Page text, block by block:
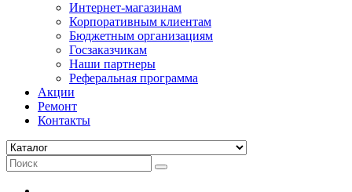
Интернет-магазинам
Корпоративным клиентам
Бюджетным организациям
Госзаказчикам
Наши партнеры
Реферальная программа
Акции
Ремонт
Контакты